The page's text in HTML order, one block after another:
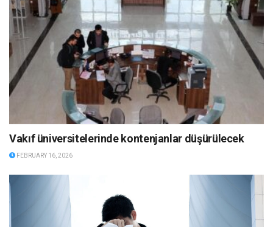
Vakıf üniversitelerinde kontenjanlar düşürülecek
FEBRUARY 16, 2026